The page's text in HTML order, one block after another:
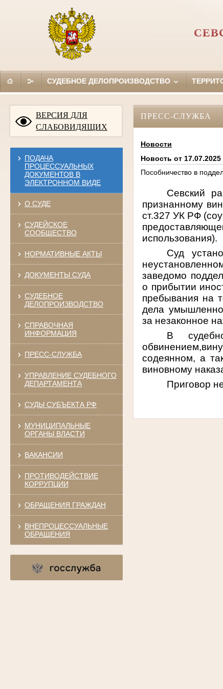
СУДЕБНОЕ ДЕЛОПРОИЗВОДСТВО
ВЕРСИЯ ДЛЯ
СЛАБОВИДЯЩИХ
ПОДАЧА
ПРОЦЕССУАЛЬНЫХ
ДОКУМЕНТОВ В
ЭЛЕКТРОННОМ ВИДЕ
О СУДЕ
СУДЕЙСКОЕ
СООБЩЕСТВО
НОРМАТИВНЫЕ АКТЫ
ДОКУМЕНТЫ СУДА
СУДЕБНОЕ
ДЕЛОПРОИЗВОДСТВО
СПРАВОЧНАЯ
ИНФОРМАЦИЯ
ПРЕСС-СЛУЖБА
УПРАВЛЕНИЕ СУДЕБНОГО
ДЕПАРТАМЕНТА
СУДЫ СУБЪЕКТА РФ
МУНИЦИПАЛЬНЫЕ
ОРГАНЫ ВЛАСТИ
ВАКАНСИИ
ПРОТИВОДЕЙСТВИЕ
КОРРУПЦИИ
ОБРАЩЕНИЯ ГРАЖДАН
ВНЕПРОЦЕССУАЛЬНЫЕ
ОБРАЩЕНИЯ
ПРЕСС-СЛУЖБА
Новости
Новость от 17.07.2025
Пособничество в
Севский
признанному
ст.327 УК РФ
использования).
Суд
заведомо
о прибытии
пребывания на
дела умышленно
за незаконное
В
содеянном, а
виновному
Приговор